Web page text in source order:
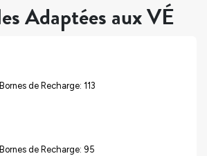
Adaptées aux VÉ
de Recharge: 113
de Recharge: 95